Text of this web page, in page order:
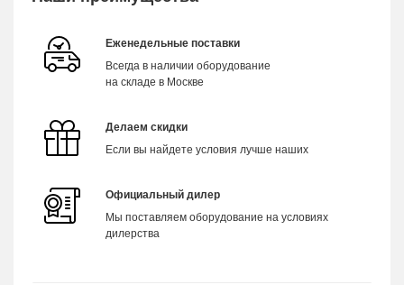
Еженедельные поставки
Всегда в наличии оборудование
на складе в Москве
Делаем скидки
Если вы найдете условия лучше наших
Официальный дилер
Мы поставляем оборудование на условиях
дилерства